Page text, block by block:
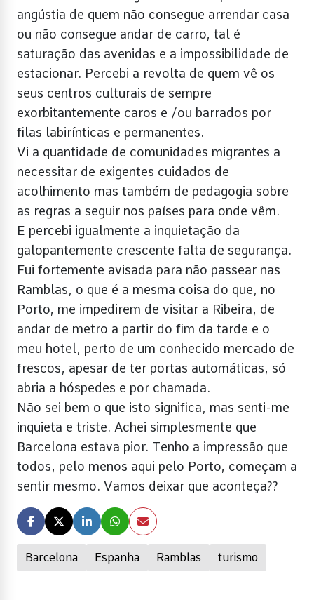
Barcelona Espanha Ramblas turismo
angústia de quem não consegue arrendar casa
ou não consegue andar de carro, tal é
saturação das avenidas e a impossibilidade de
estacionar. Percebi a revolta de quem vê os
seus centros culturais de sempre
exorbitantemente caros e /ou barrados por
filas labirínticas e permanentes.
Vi a quantidade de comunidades migrantes a
necessitar de exigentes cuidados de
acolhimento mas também de pedagogia sobre
as regras a seguir nos países para onde vêm.
E percebi igualmente a inquietação da
galopantemente crescente falta de segurança.
Fui fortemente avisada para não passear nas
Ramblas, o que é a mesma coisa do que, no
Porto, me impedirem de visitar a Ribeira, de
andar de metro a partir do fim da tarde e o
meu hotel, perto de um conhecido mercado de
frescos, apesar de ter portas automáticas, só
abria a hóspedes e por chamada.
Não sei bem o que isto significa, mas senti-me
inquieta e triste. Achei simplesmente que
Barcelona estava pior. Tenho a impressão que
todos, pelo menos aqui pelo Porto, começam a
sentir mesmo. Vamos deixar que aconteça??